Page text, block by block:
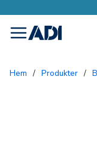
menu
Hem / Produkter /